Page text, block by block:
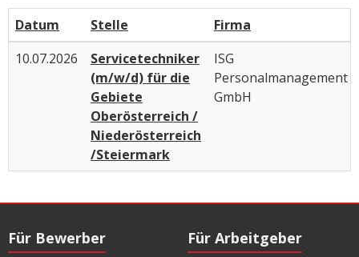
Datum Stelle
Firma
10.07.2026
Servicetechniker
(m/w/d) für die
Gebiete
Oberösterreich /
Niederösterreich
/Steiermark
ISG
Personalmanagement
GmbH
Für Bewerber Für Arbeitgeber